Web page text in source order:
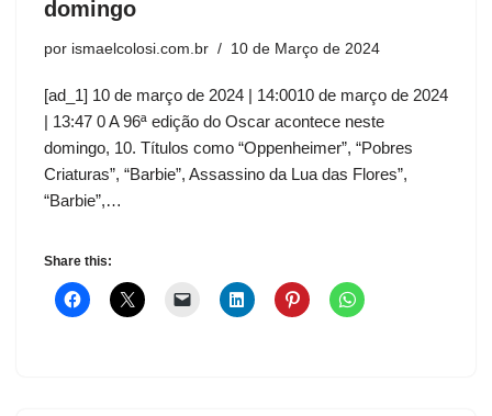
domingo
por ismaelcolosi.com.br 10 de Março de 2024
[ad_1] 10 de março de 2024 | 14:0010 de março de 2024
| 13:47 0 A 96ª edição do Oscar acontece neste
domingo, 10. Títulos como “Oppenheimer”, “Pobres
Criaturas”, “Barbie”, Assassino da Lua das Flores”,
“Barbie”,…
Share this: